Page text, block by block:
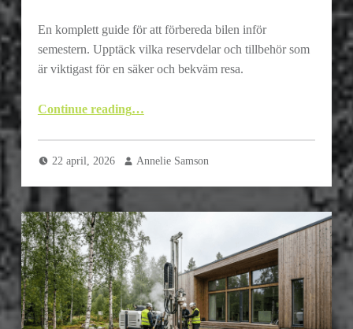
En komplett guide för att förbereda bilen inför
semestern. Upptäck vilka reservdelar och tillbehör som
är viktigast för en säker och bekväm resa.
Continue reading“Checklista för bilen inför semestern: Viktiga reservdelar och tillbehör du inte får glömma”
…
22 april, 2026 Annelie Samson